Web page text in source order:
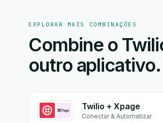
EXPLORAR MAIS COMBINAÇÕES
Combine o
outro aplicativo.
Twilio + Xpage
Conectar & Automatizar